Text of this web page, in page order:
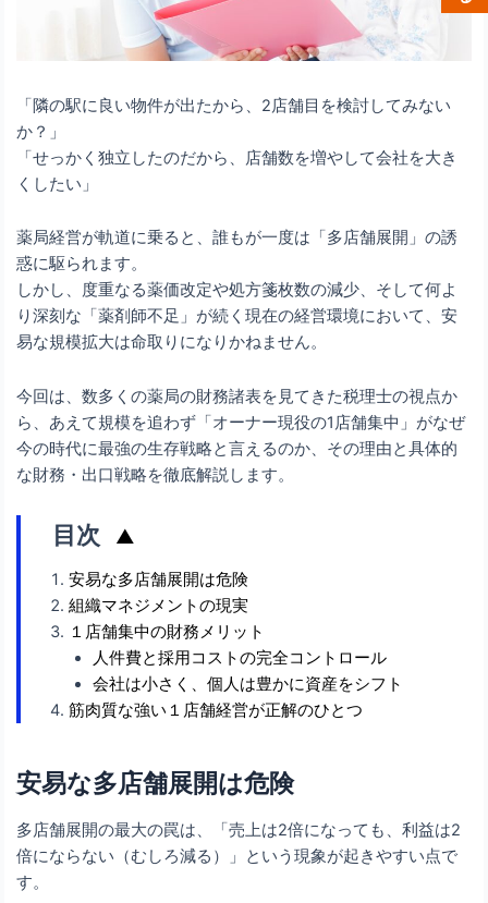
「隣の駅に良い物件が出たから、2店舗目を検討してみない
か？」
「せっかく独立したのだから、店舗数を増やして会社を大き
くしたい」
薬局経営が軌道に乗ると、誰もが一度は「多店舗展開」の誘
惑に駆られます。
しかし、度重なる薬価改定や処方箋枚数の減少、そして何よ
り深刻な「薬剤師不足」が続く現在の経営環境において、安
易な規模拡大は命取りになりかねません。
今回は、数多くの薬局の財務諸表を見てきた税理士の視点か
ら、あえて規模を追わず「オーナー現役の1店舗集中」がなぜ
今の時代に最強の生存戦略と言えるのか、その理由と具体的
な財務・出口戦略を徹底解説します。
目次 ▲
安易な多店舗展開は危険
組織マネジメントの現実
１店舗集中の財務メリット
人件費と採用コストの完全コントロール
会社は小さく、個人は豊かに資産をシフト
筋肉質な強い１店舗経営が正解のひとつ
安易な多店舗展開は危険
多店舗展開の最大の罠は、「売上は2倍になっても、利益は2
倍にならない（むしろ減る）」という現象が起きやすい点で
す。